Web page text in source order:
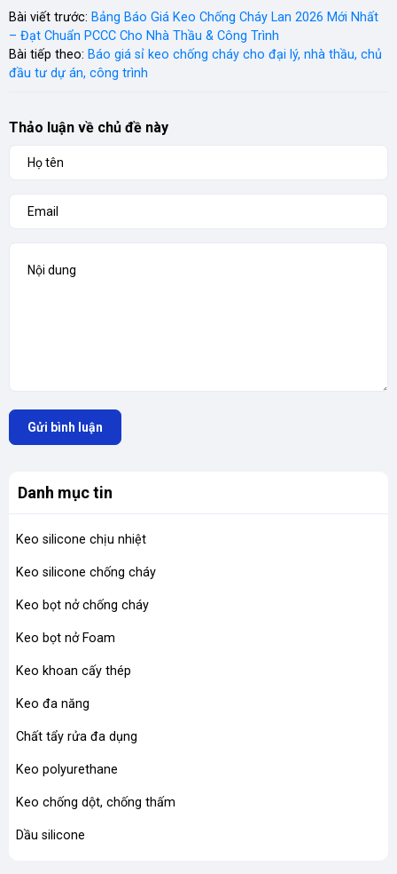
Bài viết trước: Bảng Báo Giá Keo Chống Cháy Lan 2026 Mới Nhất
– Đạt Chuẩn PCCC Cho Nhà Thầu & Công Trình
Bài tiếp theo: Báo giá sỉ keo chống cháy cho đại lý, nhà thầu, chủ
đầu tư dự án, công trình
Thảo luận về chủ đề này
Gửi bình luận
Danh mục tin
Keo silicone chịu nhiệt
Keo silicone chống cháy
Keo bọt nở chống cháy
Keo bọt nở Foam
Keo khoan cấy thép
Keo đa năng
Chất tẩy rửa đa dụng
Keo polyurethane
Keo chống dột, chống thấm
Dầu silicone